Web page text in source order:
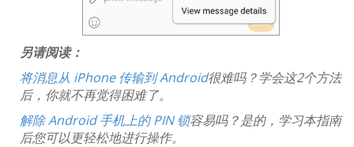
另请阅读：
将消息从 iPhone 传输到 Android很难吗？学会这2个方法
后，你就不再觉得困难了。
解除 Android 手机上的 PIN 锁容易吗？是的，学习本指南
后您可以更轻松地进行操作。